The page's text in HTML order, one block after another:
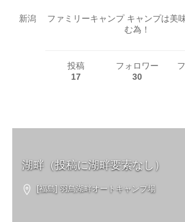
新潟 ファミリーキャンプ キャンプは美
む為！
投稿
17
フォロワー
30
湖畔（投稿に湖畔要素なし）
[福島] 羽鳥湖畔オートキャンプ場